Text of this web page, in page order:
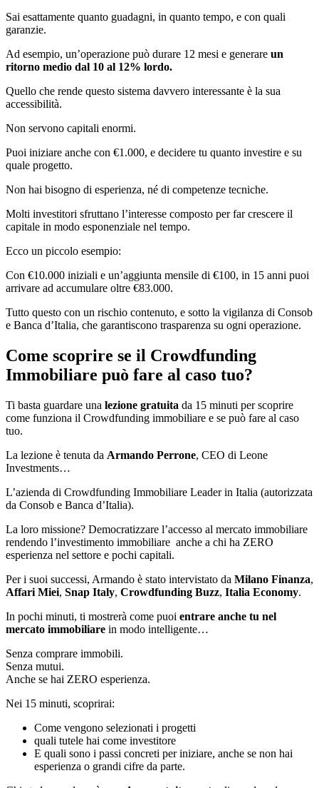
Sai esattamente quanto guadagni, in quanto tempo, e con quali
garanzie.
Ad esempio, un’operazione può durare 12 mesi e generare un
ritorno medio dal 10 al 12% lordo.
Quello che rende questo sistema davvero interessante è la sua
accessibilità.
Non servono capitali enormi.
Puoi iniziare anche con €1.000, e decidere tu quanto investire e su
quale progetto.
Non hai bisogno di esperienza, né di competenze tecniche.
Molti investitori sfruttano l’interesse composto per far crescere il
capitale in modo esponenziale nel tempo.
Ecco un piccolo esempio:
Con €10.000 iniziali e un’aggiunta mensile di €100, in 15 anni puoi
arrivare ad accumulare oltre €83.000.
Tutto questo con un rischio contenuto, e sotto la vigilanza di Consob
e Banca d’Italia, che garantiscono trasparenza su ogni operazione.
Come scoprire se il Crowdfunding
Immobiliare può fare al caso tuo?
Ti basta guardare una lezione gratuita da 15 minuti per scoprire
come funziona il Crowdfunding immobiliare e se può fare al caso
tuo.
La lezione è tenuta da Armando Perrone, CEO di Leone
Investments…
L’azienda di Crowdfunding Immobiliare Leader in Italia (autorizzata
da Consob e Banca d’Italia).
La loro missione? Democratizzare l’accesso al mercato immobiliare
rendendo l’investimento immobiliare anche a chi ha ZERO
esperienza nel settore e pochi capitali.
Per i suoi successi, Armando è stato intervistato da Milano Finanza,
Affari Miei, Snap Italy, Crowdfunding Buzz, Italia Economy.
In pochi minuti, ti mostrerà come puoi entrare anche tu nel
mercato immobiliare in modo intelligente…
Senza comprare immobili.
Senza mutui.
Anche se hai ZERO esperienza.
Nei 15 minuti, scoprirai:
Come vengono selezionati i progetti
quali tutele hai come investitore
E quali sono i passi concreti per iniziare, anche se non hai
esperienza o grandi cifre da parte.